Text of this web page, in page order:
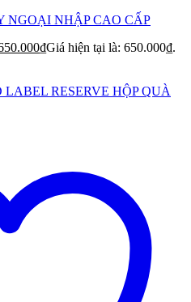
NGOẠI NHẬP CAO CẤP
₫Giá hiện tại là: 650.000₫.